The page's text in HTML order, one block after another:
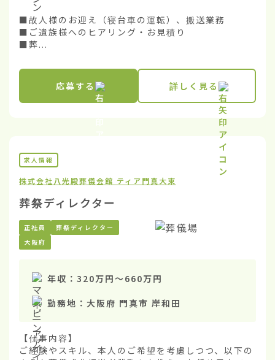
■故人様のお迎え（寝台車の運転）、搬送業務
■ご遺族様へのヒアリング・お見積り
■葬...
応募する 詳しく見る
求人情報
株式会社八光殿葬儀会館 ティア門真大東
葬祭ディレクター
正社員
葬祭ディレクター
大阪府
年収： 320万円〜660万円
勤務地： 大阪府 門真市 岸和田
【仕事内容】
ご経験やスキル、本人のご希望を考慮しつつ、以下の